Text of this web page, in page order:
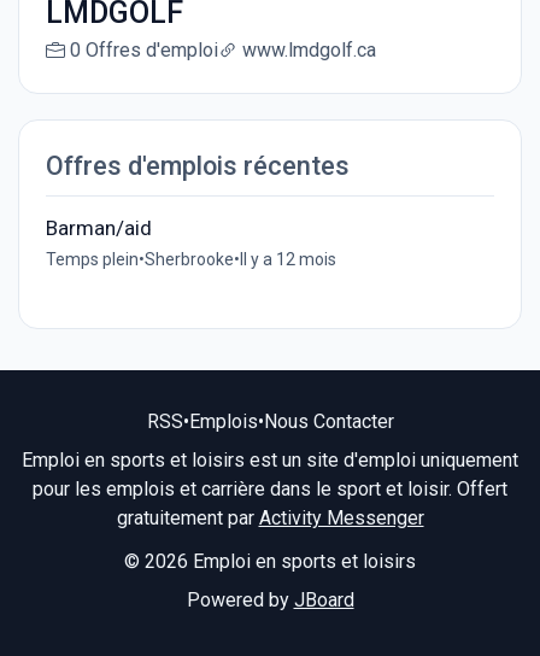
LMDGOLF
0 Offres d'emploi www.lmdgolf.ca
Offres d'emplois récentes
Barman/aid
Temps plein•Sherbrooke• Il y a 12 mois
RSS•Emplois•Nous Contacter
Emploi en sports et loisirs est un site d'emploi uniquement
pour les emplois et carrière dans le sport et loisir. Offert
gratuitement par Activity Messenger
© 2026 Emploi en sports et loisirs
Powered by JBoard